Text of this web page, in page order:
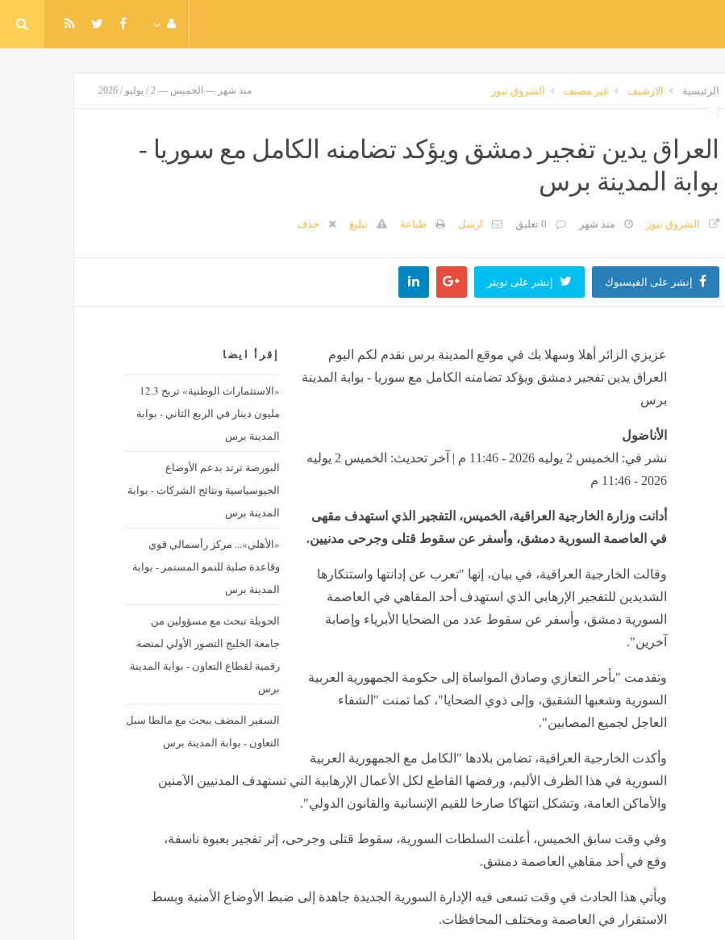
الرئيسية الارشيف غير مصنف الشروق نيوز منذ شهر — الخميس — 2 / يوليو / 2026
العراق يدين تفجير دمشق ويؤكد تضامنه الكامل مع سوريا -
بوابة المدينة برس
الشروق نيوز منذ شهر 0 تعليق ارسل طباعة تبليغ حذف
إنشر على الفيسبوك إنشر على تويتر
إقرأ ايضا
«الاستثمارات الوطنية» تربح 12.3
مليون دينار في الربع الثاني - بوابة
المدينة برس
البورصة ترتد بدعم الأوضاع
الجيوسياسية ونتائج الشركات - بوابة
المدينة برس
«الأهلي»... مركز رأسمالي قوي
وقاعدة صلبة للنمو المستمر - بوابة
المدينة برس
الحويلة تبحث مع مسؤولين من
جامعة الخليج التصور الأولي لمنصة
رقمية لقطاع التعاون - بوابة المدينة
برس
السفير المضف يبحث مع مالطا سبل
التعاون - بوابة المدينة برس
عزيزي الزائر أهلا وسهلا بك في موقع المدينة برس نقدم لكم اليوم
العراق يدين تفجير دمشق ويؤكد تضامنه الكامل مع سوريا - بوابة المدينة
برس
الأناضول
نشر في: الخميس 2 يوليه 2026 - 11:46 م | آخر تحديث: الخميس 2 يوليه
2026 - 11:46 م
أدانت وزارة الخارجية العراقية، الخميس، التفجير الذي استهدف مقهى
في العاصمة السورية دمشق، وأسفر عن سقوط قتلى وجرحى مدنيين.
وقالت الخارجية العراقية، في بيان، إنها "تعرب عن إدانتها واستنكارها
الشديدين للتفجير الإرهابي الذي استهدف أحد المقاهي في العاصمة
السورية دمشق، وأسفر عن سقوط عدد من الضحايا الأبرياء وإصابة
آخرين".
وتقدمت "بأحر التعازي وصادق المواساة إلى حكومة الجمهورية العربية
السورية وشعبها الشقيق، وإلى ذوي الضحايا"، كما تمنت "الشفاء
العاجل لجميع المصابين".
وأكدت الخارجية العراقية، تضامن بلادها "الكامل مع الجمهورية العربية
السورية في هذا الظرف الأليم، ورفضها القاطع لكل الأعمال الإرهابية التي تستهدف المدنيين الآمنين
والأماكن العامة، وتشكل انتهاكا صارخا للقيم الإنسانية والقانون الدولي".
وفي وقت سابق الخميس، أعلنت السلطات السورية، سقوط قتلى وجرحى، إثر تفجير بعبوة ناسفة،
وقع في أحد مقاهي العاصمة دمشق.
ويأتي هذا الحادث في وقت تسعى فيه الإدارة السورية الجديدة جاهدة إلى ضبط الأوضاع الأمنية وبسط
الاستقرار في العاصمة ومختلف المحافظات.